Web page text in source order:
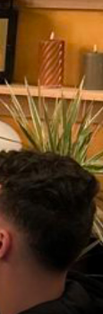
places à